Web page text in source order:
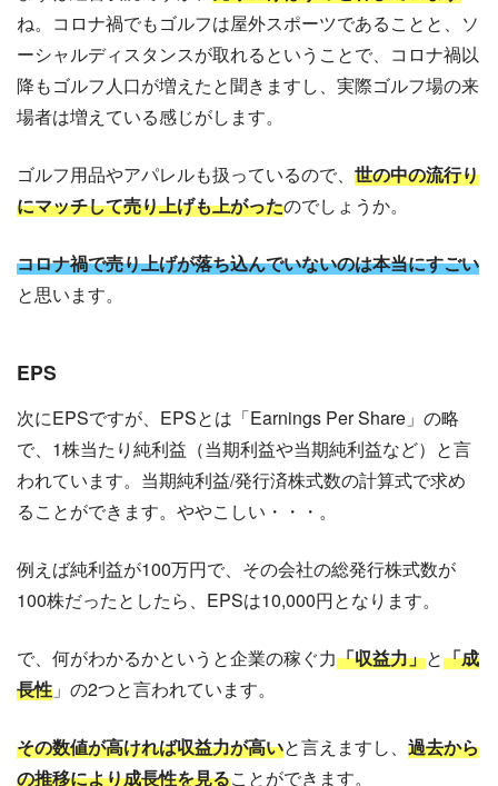
ね。コロナ禍でもゴルフは屋外スポーツであることと、ソ
ーシャルディスタンスが取れるということで、コロナ禍以
降もゴルフ人口が増えたと聞きますし、実際ゴルフ場の来
場者は増えている感じがします。
ゴルフ用品やアパレルも扱っているので、 世の中の流行り
にマッチして売り上げも上がったのでしょうか。
コロナ禍で売り上げが落ち込んでいないのは本当にすごい
と思います。
EPS
次にEPSですが、EPSとは「Earnings Per Share」の略
で、1株当たり純利益（当期利益や当期純利益など）と言
われています。当期純利益/発行済株式数の計算式で求め
ることができます。ややこしい・・・。
例えば純利益が100万円で、その会社の総発行株式数が
100株だったとしたら、EPSは10,000円となります。
で、何がわかるかというと企業の稼ぐ力「収益力」と「成
長性 」の2つと言われています。
その数値が高ければ収益力が高いと言えますし、 過去から
の推移により成長性を見ることができます。